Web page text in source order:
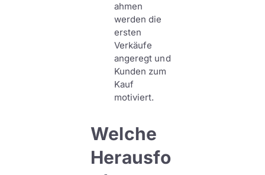
ahmen
werden die
ersten
Verkäufe
angeregt und
Kunden zum
Kauf
motiviert.
Welche
Herausfo